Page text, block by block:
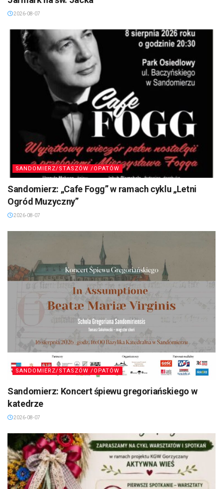
2026-08-07
SANDOMIERZ/STASZÓW /OPATÓW
Sandomierz: „Cafe Fogg” w ramach cyklu „Letni
Ogród Muzyczny”
2026-08-07
SANDOMIERZ/STASZÓW /OPATÓW
Sandomierz: Koncert śpiewu gregoriańskiego w
katedrze
2026-08-07